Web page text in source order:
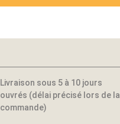
Livraison sous 5 à 10 jours
ouvrés (délai précisé lors de la
commande)